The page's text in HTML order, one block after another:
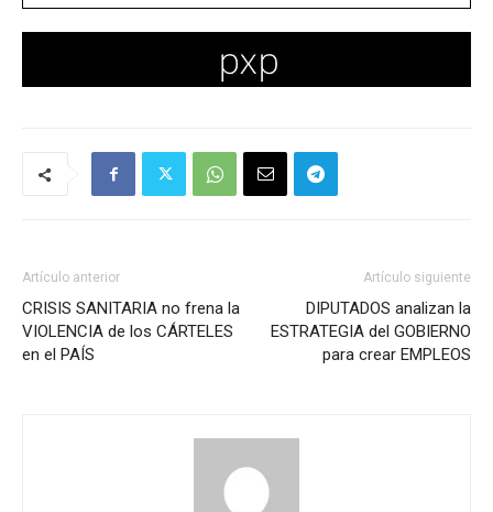
Artículo anterior
CRISIS SANITARIA no frena la
VIOLENCIA de los CÁRTELES
en el PAÍS
Artículo siguiente
DIPUTADOS analizan la
ESTRATEGIA del GOBIERNO
para crear EMPLEOS